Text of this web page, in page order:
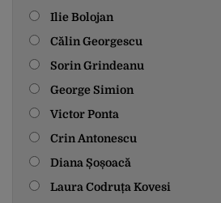
Ilie Bolojan
Călin Georgescu
Sorin Grindeanu
George Simion
Victor Ponta
Crin Antonescu
Diana Șoșoacă
Laura Codruța Kovesi